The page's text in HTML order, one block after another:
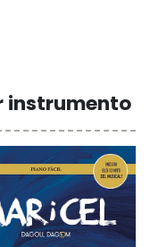
instrumento